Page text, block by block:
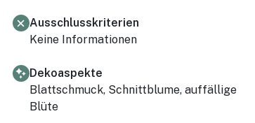
Ausschlusskriterien
Keine Informationen
Dekoaspekte
Blattschmuck, Schnittblume, auffällige
Blüte